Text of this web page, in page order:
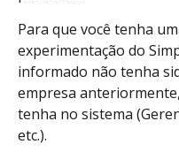
Para que você tenha
experimentação do
informado não tenha
empresa
tenha no sistema
etc.).